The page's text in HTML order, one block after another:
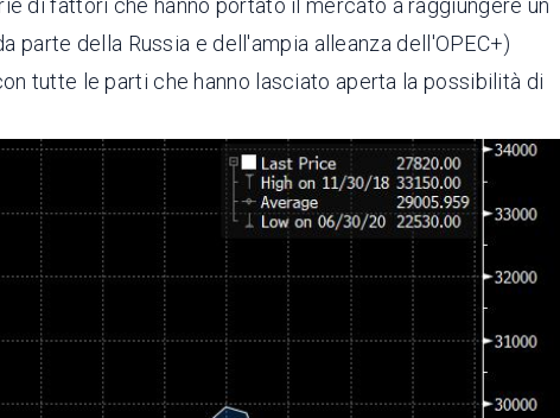
di fattori che hanno portato il mercato a raggiungere un
della Russia e dell'ampia alleanza dell'OPEC+)
tutte le parti che hanno lasciato aperta la possibilità di